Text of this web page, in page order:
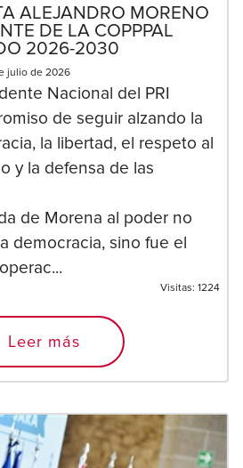
ALEJANDRO MORENO
DE LA COPPPAL
2026-2030
julio de 2026
Nacional del PRI
de seguir alzando la
la libertad, el respeto al
y la defensa de las
de Morena al poder no
democracia, sino fue el
Visitas: 1224
Leer más